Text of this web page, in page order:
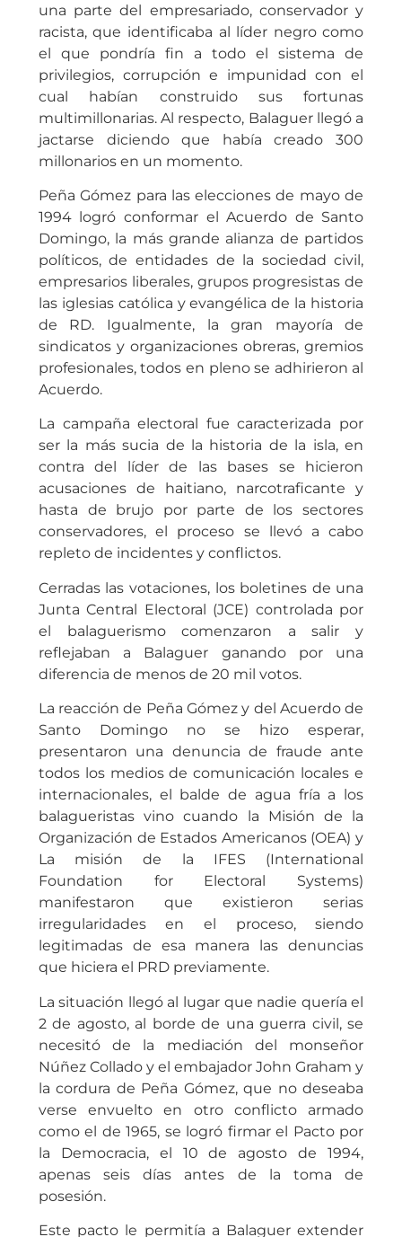
una parte del empresariado, conservador y
racista, que identificaba al líder negro como
el que pondría fin a todo el sistema de
privilegios, corrupción e impunidad con el
cual habían construido sus fortunas
multimillonarias. Al respecto, Balaguer llegó a
jactarse diciendo que había creado 300
millonarios en un momento.
Peña Gómez para las elecciones de mayo de
1994 logró conformar el Acuerdo de Santo
Domingo, la más grande alianza de partidos
políticos, de entidades de la sociedad civil,
empresarios liberales, grupos progresistas de
las iglesias católica y evangélica de la historia
de RD. Igualmente, la gran mayoría de
sindicatos y organizaciones obreras, gremios
profesionales, todos en pleno se adhirieron al
Acuerdo.
La campaña electoral fue caracterizada por
ser la más sucia de la historia de la isla, en
contra del líder de las bases se hicieron
acusaciones de haitiano, narcotraficante y
hasta de brujo por parte de los sectores
conservadores, el proceso se llevó a cabo
repleto de incidentes y conflictos.
Cerradas las votaciones, los boletines de una
Junta Central Electoral (JCE) controlada por
el balaguerismo comenzaron a salir y
reflejaban a Balaguer ganando por una
diferencia de menos de 20 mil votos.
La reacción de Peña Gómez y del Acuerdo de
Santo Domingo no se hizo esperar,
presentaron una denuncia de fraude ante
todos los medios de comunicación locales e
internacionales, el balde de agua fría a los
balagueristas vino cuando la Misión de la
Organización de Estados Americanos (OEA) y
La misión de la IFES (International
Foundation for Electoral Systems)
manifestaron que existieron serias
irregularidades en el proceso, siendo
legitimadas de esa manera las denuncias
que hiciera el PRD previamente.
La situación llegó al lugar que nadie quería el
2 de agosto, al borde de una guerra civil, se
necesitó de la mediación del monseñor
Núñez Collado y el embajador John Graham y
la cordura de Peña Gómez, que no deseaba
verse envuelto en otro conflicto armado
como el de 1965, se logró firmar el Pacto por
la Democracia, el 10 de agosto de 1994,
apenas seis días antes de la toma de
posesión.
Este pacto le permitía a Balaguer extender